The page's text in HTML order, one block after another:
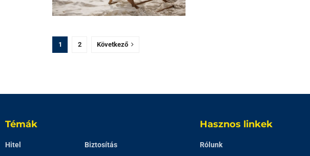
1 2 Következő
Témák
Hitel Biztosítás
Hasznos linkek
Rólunk